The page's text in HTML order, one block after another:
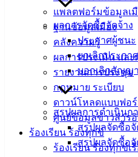
แพลตฟอร์มข้อมูลเมื
ฐานข้อมูลเมือง
คลังความรู้
ผลการประเมิน แล
รายงานการประชุม
กฎหมาย ระเบียบ
ดาวน์โหลดแบบฟอร์
ศูนย์ข้อมูลข่าวสาร
ร้องเรียน ร้องทุกข์
ร้องเรียน ร้องทุกข์เ
ผลการจัดซื้อจัดจ้าง
ประกาศผู้ชนะ
ยกเลิกประกา
บอกเลิกสัญญ
สรุปผลการดำเนินก
สรุปผลจัดซื้อจั
สรุปผลจัดซื้อจั
คู่มือการ
ปฏิบัติ
งาน
ข่าวสาร
น่ารู้
ศุนย์
ข้อมูล
ข่าวสาร
อิเล็กทรอนิกส์
องค์